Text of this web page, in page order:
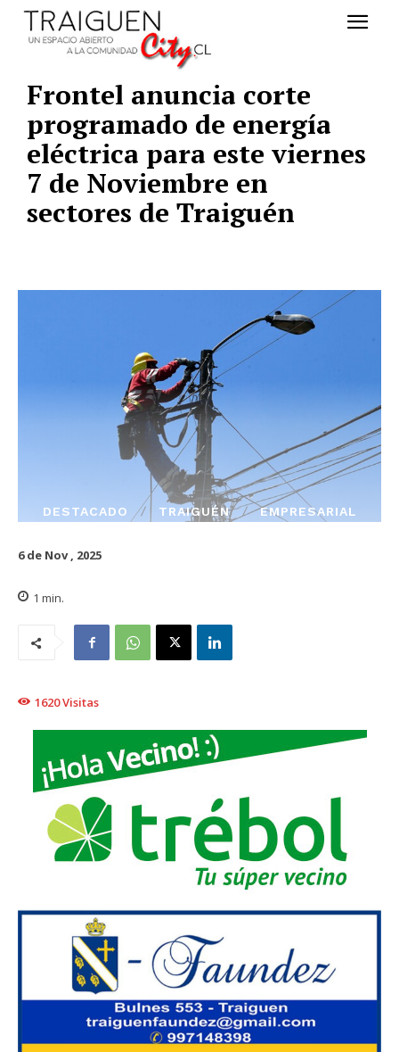
Frontel anuncia corte
programado de energía
eléctrica para este viernes
7 de Noviembre en
sectores de Traiguén
DESTACADO TRAIGUÉN EMPRESARIAL
6 de Nov , 2025
1 min.
1620Visitas